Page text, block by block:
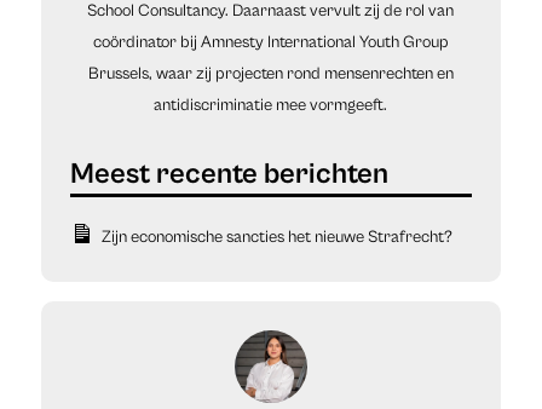
School Consultancy. Daarnaast vervult zij de rol van
coördinator bij Amnesty International Youth Group
Brussels, waar zij projecten rond mensenrechten en
antidiscriminatie mee vormgeeft.
Zijn economische sancties het nieuwe Strafrecht?